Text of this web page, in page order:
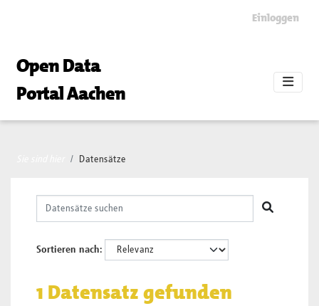
Einloggen
Open Data
Portal Aachen
Datensätze
Sortieren nach
1 Datensatz gefunden